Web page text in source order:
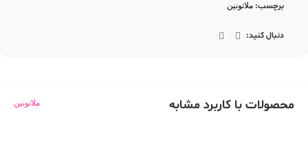
برچسب: ملاتونین
دنبال کنید:
محصولات با کاربرد مشابه ملاتونین